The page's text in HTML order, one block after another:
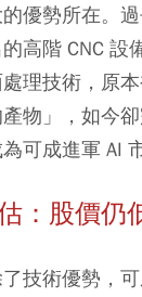
優勢所在。
高階 CNC 設
理技術，原
產物」，如今
可成進軍 AI
：股價仍
技術優勢，